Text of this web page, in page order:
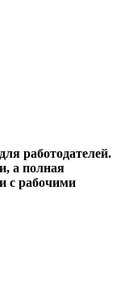
работодателей.
а полная
с рабочими